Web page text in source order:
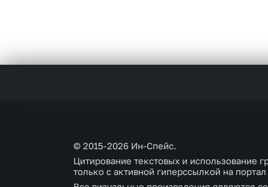
© 2015-2026 Ин-Спейс.
Цитирование текстовых и использование
только с активной гиперссылкой на